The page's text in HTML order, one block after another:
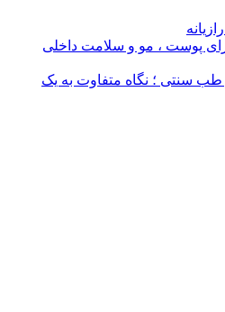
طب سنتی ؛ نگاه متفاوت به یک